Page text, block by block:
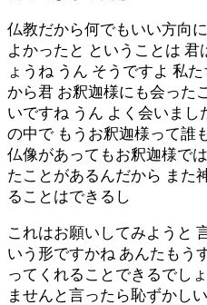
仏教だから何でもいい方向
よかったと ということは
ょうね うん そうですよ 私
から君 お釈迦様にも会った
いですね うん よく会いま
の中で もうお釈迦様って誰
仏像があってもお釈迦様で
たことがあるんだから また
ることはできるし
これはお願いしてみようと
いう形ですかね あんたもう
ってくれることできるでし
ませんと言ったら恥ずかし